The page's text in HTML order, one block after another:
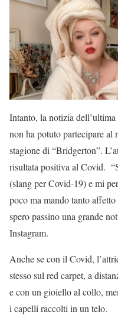
Intanto, la notizia
non ha potuto partecipare al
stagione di “Bridgerton”.
risultata positiva al Covid.
(slang per Covid-19) e mi
poco ma mando tanto
spero passino una grande
Instagram.
Anche se con il Covid,
stesso sul red carpet, a
e con un gioiello al collo,
i capelli raccolti in un telo.